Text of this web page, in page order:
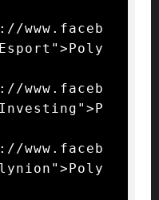
www.faceb
www.faceb
www.faceb